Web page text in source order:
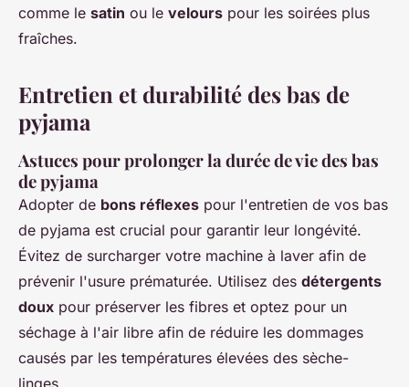
comme le satin ou le velours pour les soirées plus
fraîches.
Entretien et durabilité des bas de
pyjama
Astuces pour prolonger la durée de vie des bas
de pyjama
Adopter de bons réflexes pour l'entretien de vos bas
de pyjama est crucial pour garantir leur longévité.
Évitez de surcharger votre machine à laver afin de
prévenir l'usure prématurée. Utilisez des détergents
doux pour préserver les fibres et optez pour un
séchage à l'air libre afin de réduire les dommages
causés par les températures élevées des sèche-
linges.